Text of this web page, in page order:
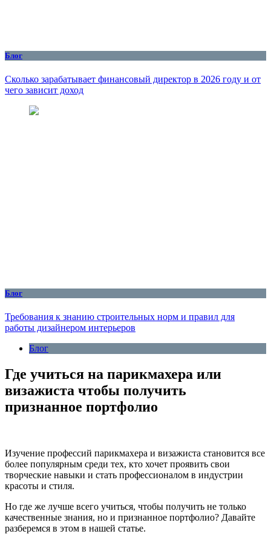
Блог
Сколько зарабатывает финансовый директор в 2026 году и от
чего зависит доход
Блог
Требования к знанию строительных норм и правил для
работы дизайнером интерьеров
Блог
Где учиться на парикмахера или
визажиста чтобы получить
признанное портфолио
Изучение профессий парикмахера и визажиста становится все
более популярным среди тех, кто хочет проявить свои
творческие навыки и стать профессионалом в индустрии
красоты и стиля.
Но где же лучше всего учиться, чтобы получить не только
качественные знания, но и признанное портфолио? Давайте
разберемся в этом в нашей статье.